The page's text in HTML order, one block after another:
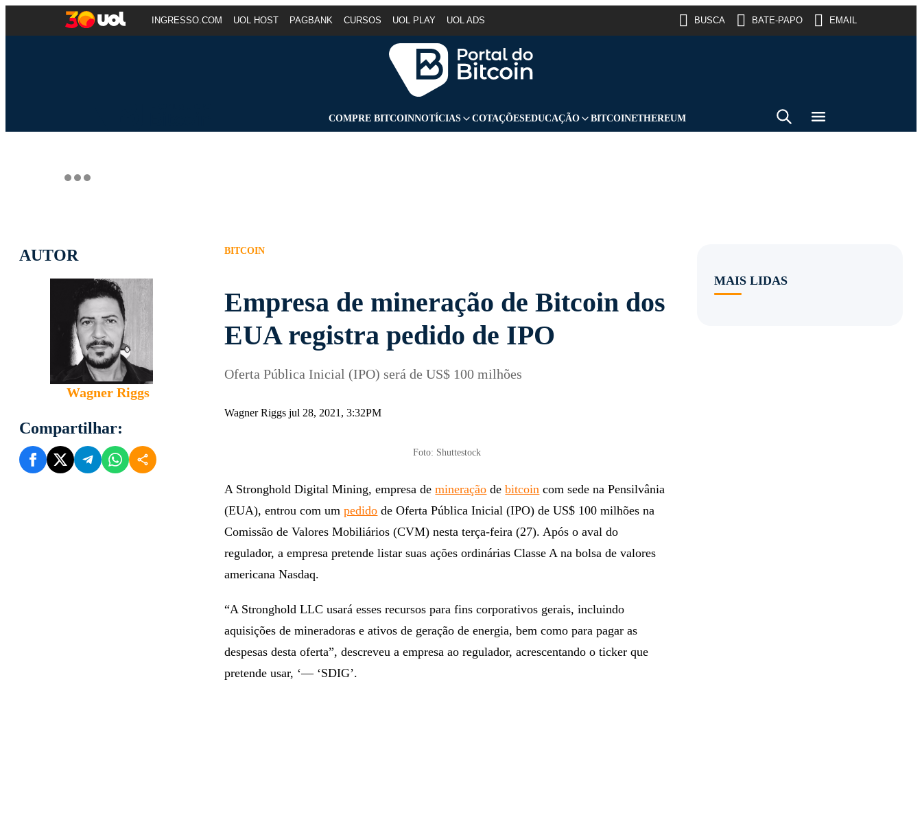
INGRESSO.COM UOL HOST PAGBANK CURSOS UOL PLAY UOL ADS BUSCA BATE-PAPO EMAIL
COMPRE BITCOINNOTÍCIAS COTAÇÕESEDUCAÇÃO BITCOINETHEREUM
AUTOR
Wagner Riggs
Compartilhar:
BITCOIN
Empresa de mineração de Bitcoin dos
EUA registra pedido de IPO
Oferta Pública Inicial (IPO) será de US$ 100 milhões
Wagner Riggs jul 28, 2021, 3:32PM
Foto: Shuttestock
A Stronghold Digital Mining, empresa demineração debitcoin com sede na Pensilvânia
(EUA), entrou com umpedido de Oferta Pública Inicial (IPO) de US$ 100 milhões na
Comissão de Valores Mobiliários (CVM) nesta terça-feira (27). Após o aval do
regulador, a empresa pretende listar suas ações ordinárias Classe A na bolsa de valores
americana Nasdaq.
“A Stronghold LLC usará esses recursos para fins corporativos gerais, incluindo
aquisições de mineradoras e ativos de geração de energia, bem como para pagar as
despesas desta oferta”, descreveu a empresa ao regulador, acrescentando o ticker que
pretende usar, ‘— ‘SDIG’.
MAIS LIDAS